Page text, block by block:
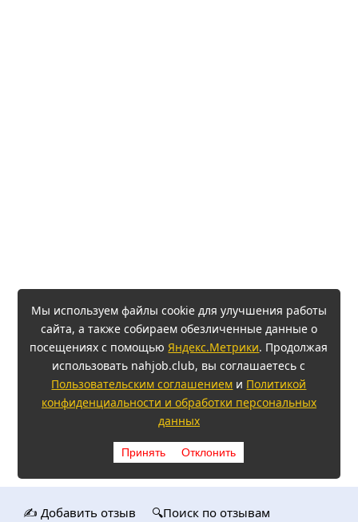
Мы используем файлы cookie для улучшения работы
сайта, а также собираем обезличенные данные о
посещениях с помощьюЯндекс.Метрики. Продолжая
использовать nahjob.club, вы соглашаетесь с
Пользовательским соглашением и Политикой
конфиденциальности и обработки персональных
данных
Принять Отклонить
✍️ Добавить отзыв 🔍Поиск по отзывам